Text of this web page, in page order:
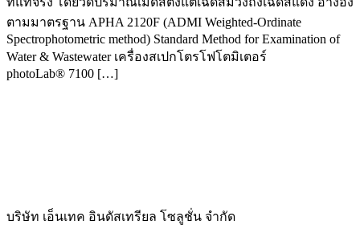
ตามมาตรฐาน APHA 2120F (ADMI Weighted-Ordinate
Spectrophotometric method) Standard Method for Examination of
Water & Wastewater เครื่องสเปกโตรโฟโตมิเตอร์
photoLab® 7100 […]
บริษัท เอ็นเทค อินดัสเทรียล โซลูชั่น จำกัด